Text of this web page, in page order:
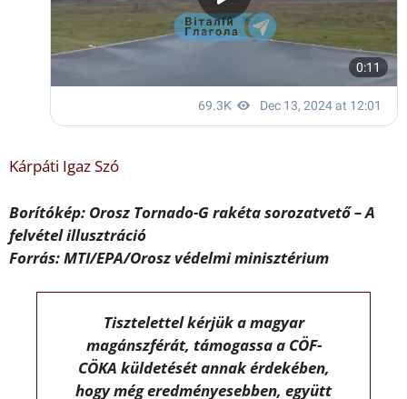
Kárpáti Igaz Szó
Borítókép: Orosz Tornado-G rakéta sorozatvető – A
felvétel illusztráció
Forrás: MTI/EPA/Orosz védelmi minisztérium
Tisztelettel kérjük a magyar
magánszférát, támogassa a CÖF-
CÖKA küldetését annak érdekében,
hogy még eredményesebben, együtt